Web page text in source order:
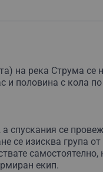
каньона Шайтан дере,
скачане във
как се гребе, как
Рафтингът е
през
от
на река Струма се
и половина с кола по
спускания се
се изисква група от
самостоятелно,
екип.